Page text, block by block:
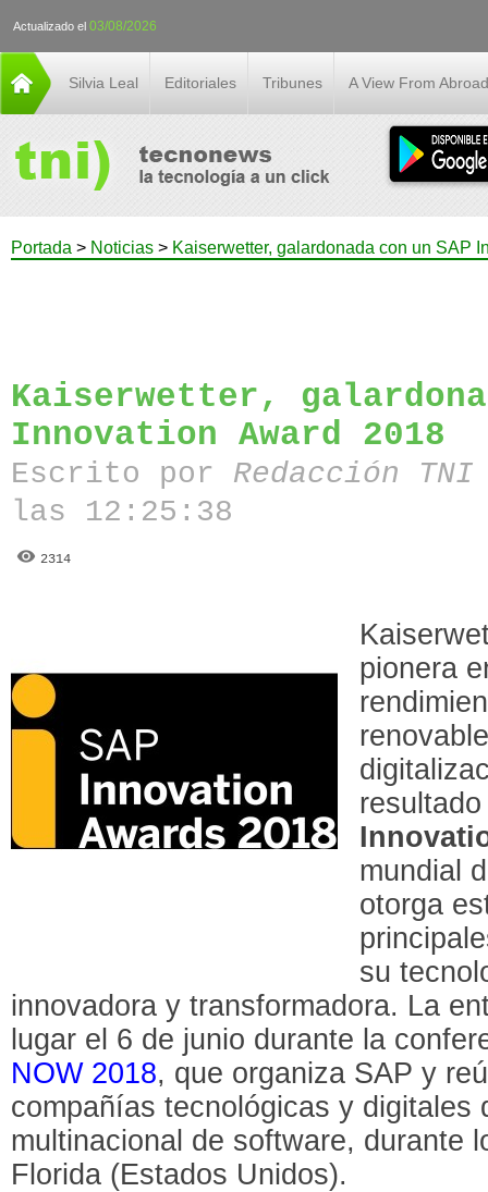
Actualizado el 03/08/2026
Silvia Leal Editoriales Tribunes A View From Abroad
Portada > Noticias > Kaiserwetter, galardonada con un SAP
Kaiserwetter,
Innovation Award 2018
Escrito por Redacción
las 12:25:38
2314
pionera
mundial
otorga
su
innovadora y transformadora. La
lugar el 6 de junio durante la
NOW 2018, que organiza SAP y
compañías tecnológicas y digitales
multinacional de software, durante
Florida (Estados Unidos).